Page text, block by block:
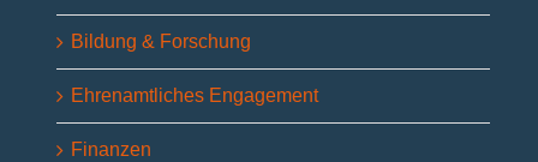
Bildung & Forschung
Ehrenamtliches Engagement
Finanzen